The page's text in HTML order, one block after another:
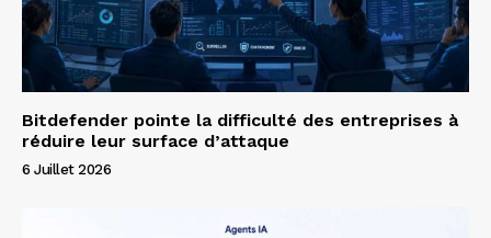
Bitdefender pointe la difficulté des entreprises à
réduire leur surface d’attaque
6 Juillet 2026